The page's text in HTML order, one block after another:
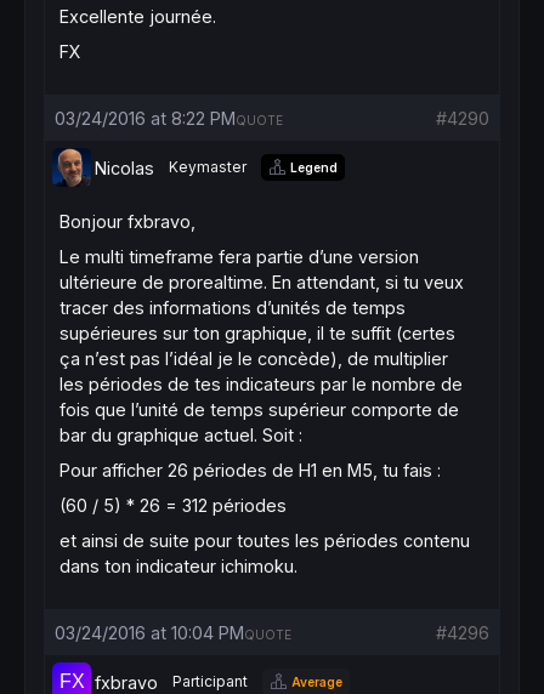
Excellente journée.
FX
03/24/2016 at 8:22 PM #4290
QUOTE
Nicolas Keymaster Legend
Bonjour fxbravo,
Le multi timeframe fera partie d’une version
ultérieure de prorealtime. En attendant, si tu veux
tracer des informations d’unités de temps
supérieures sur ton graphique, il te suffit (certes
ça n’est pas l’idéal je le concède), de multiplier
les périodes de tes indicateurs par le nombre de
fois que l’unité de temps supérieur comporte de
bar du graphique actuel. Soit :
Pour afficher 26 périodes de H1 en M5, tu fais :
(60 / 5) * 26 = 312 périodes
et ainsi de suite pour toutes les périodes contenu
dans ton indicateur ichimoku.
03/24/2016 at 10:04 PM #4296
QUOTE
fxbravo Participant Average